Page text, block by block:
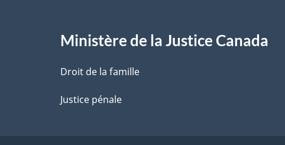
l
a
p
Ministère de la Justice Canada
Droit de la famille
Justice pénale